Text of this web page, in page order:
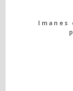
Imanes